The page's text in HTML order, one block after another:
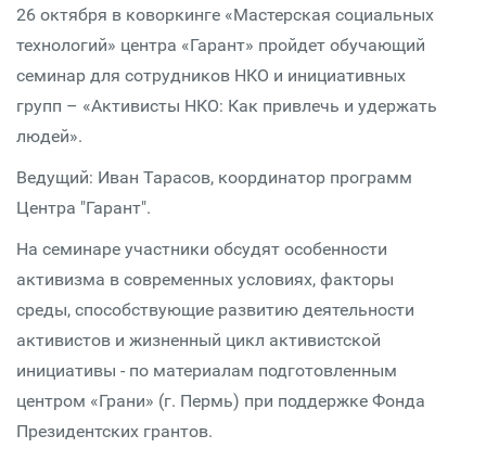
26 октября в коворкинге «Мастерская социальных
технологий» центра «Гарант» пройдет обучающий
семинар для сотрудников НКО и инициативных
групп – «Активисты НКО: Как привлечь и удержать
людей».
Ведущий: Иван Тарасов, координатор программ
Центра "Гарант".
На семинаре участники обсудят особенности
активизма в современных условиях, факторы
среды, способствующие развитию деятельности
активистов и жизненный цикл активистской
инициативы - по материалам подготовленным
центром «Грани» (г. Пермь) при поддержке Фонда
Президентских грантов.